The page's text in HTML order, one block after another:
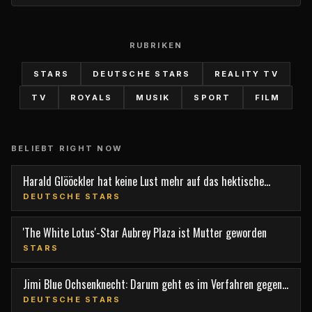
RUBRIKEN
STARS DEUTSCHE STARS REALITY TV
TV ROYALS MUSIK SPORT FILM
BELIEBT RIGHT NOW
Harald Glööckler hat keine Lust mehr auf das hektische
Berlin
DEUTSCHE STARS
'The White Lotus'-Star Aubrey Plaza ist Mutter geworden
STARS
Jimi Blue Ochsenknecht: Darum geht es im Verfahren gegen
den TV-Star
DEUTSCHE STARS